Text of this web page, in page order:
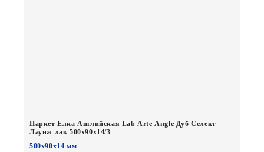
Паркет Елка Английская Lab Arte Angle Дуб Селект
Лаунж лак 500х90х14/3
500х90х14 мм